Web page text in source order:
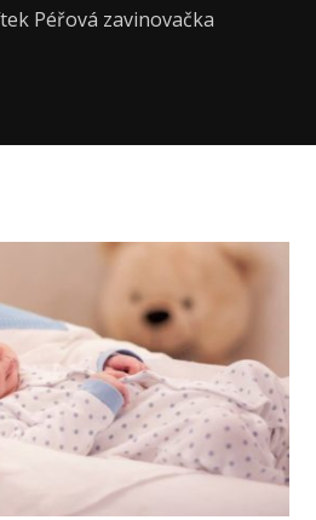
Péřová zavinovačka